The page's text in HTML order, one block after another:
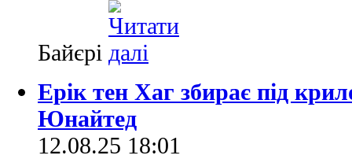
Байєрі
Ерік тен Хаг збирає під
Юнайтед
12.08.25 18:01